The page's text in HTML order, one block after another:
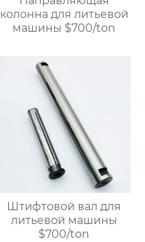
колонна для литьевой
машины $700/ton
Штифтовой вал для
литьевой машины
$700/ton